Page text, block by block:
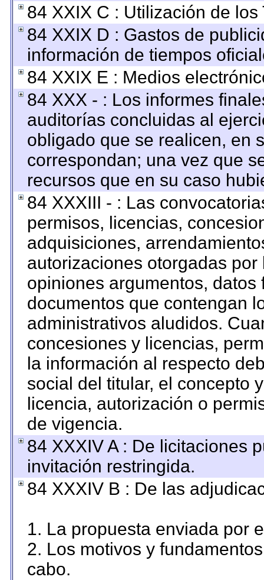
84 XXIX C : Utilización de
84 XXIX D : Gastos de
información de tiempos
84 XXIX E : Medios
84 XXX - : Los informes
auditorías concluidas al
obligado que se realicen, en
correspondan; una vez que
recursos que en su caso
84 XXXIII - : Las
permisos, licencias,
adquisiciones,
autorizaciones otorgadas
opiniones argumentos,
documentos que contengan
administrativos aludidos.
concesiones y licencias,
la información al respecto
social del titular, el concepto
licencia, autorización o
de vigencia.
84 XXXIV A : De licitaciones
invitación restringida.
84 XXXIV B : De las
1. La propuesta enviada por
2. Los motivos y
cabo.